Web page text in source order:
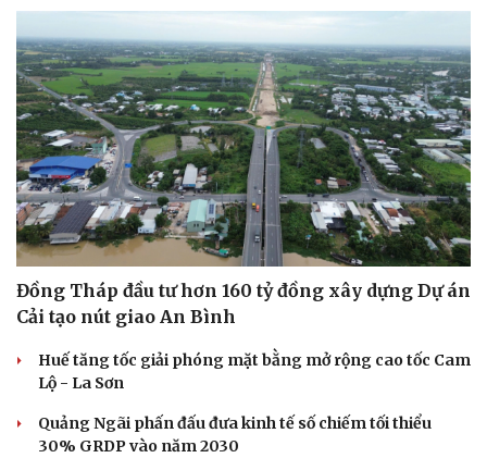
Đồng Tháp đầu tư hơn 160 tỷ đồng xây dựng Dự án
Cải tạo nút giao An Bình
Huế tăng tốc giải phóng mặt bằng mở rộng cao tốc Cam
Lộ - La Sơn
Quảng Ngãi phấn đấu đưa kinh tế số chiếm tối thiểu
30% GRDP vào năm 2030